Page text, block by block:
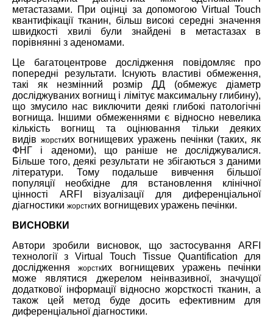
метастазами. При оцінці за допомогою Virtual Touch
квантифікації тканин, більш високі середні значення
швидкості хвилі були знайдені в метастазах в
порівнянні з аденомами.
Це багатоцентрове дослідження повідомляє про
попередні результати. Існують властиві обмеження,
такі як незмінний розмір ДД (обмежує діаметр
досліджуваних вогнищ і лімітує максимальну глибину),
що змусило нас виключити деякі глибокі патологічні
вогнища. Іншими обмеженнями є відносно невелика
кількість вогнищ та оцінювання тільки деяких
видів жорстких вогнищевих уражень печінки (таких, як
ФНГ і аденоми), що раніше не досліджувалися.
Більше того, деякі результати не збігаються з даними
літератури. Тому подальше вивчення більшої
популяції необхідне для встановлення клінічної
цінності ARFI візуалізації для диференціальної
діагностики жорстких вогнищевих уражень печінки.
ВИСНОВКИ
Автори зробили висновок, що застосування ARFI
технології з Virtual Touch Tissue Quantification для
дослідження
жорстких вогнищевих уражень печінки
може являтися джерелом неінвазивної, значущої
додаткової інформації відносно жорсткості тканин, а
також цей метод буде досить ефективним для
диференціальної діагностики.